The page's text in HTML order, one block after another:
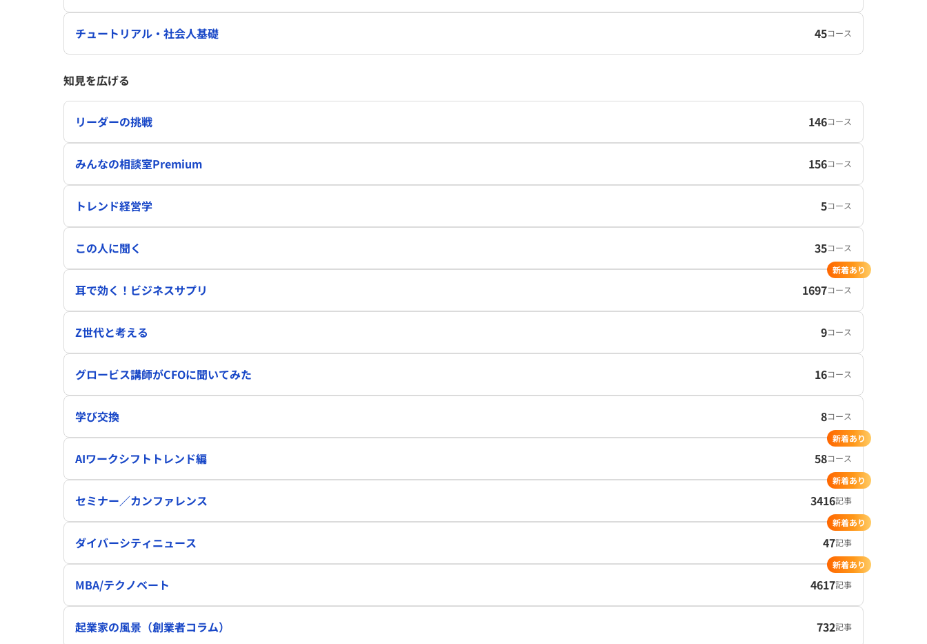
チュートリアル・社会人基礎 45コース
知見を広げる
リーダーの挑戦 146コース
みんなの相談室Premium 156コース
トレンド経営学 5コース
この人に聞く 35コース
耳で効く！ビジネスサプリ 1697コース
新着あり
Z世代と考える 9コース
グロービス講師がCFOに聞いてみた 16コース
学び交換 8コース
AIワークシフトトレンド編 58コース
新着あり
セミナー／カンファレンス 3416記事
新着あり
ダイバーシティニュース 47記事
新着あり
MBA/テクノベート 4617記事
新着あり
起業家の風景（創業者コラム） 732記事